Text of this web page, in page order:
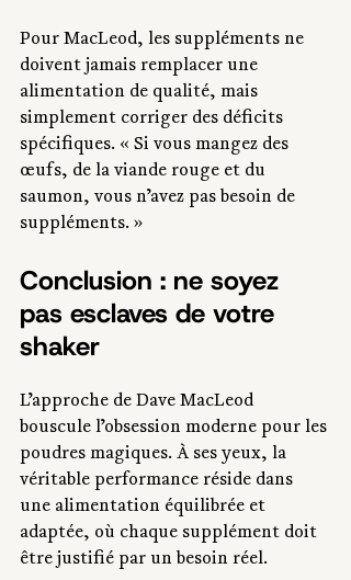
Pour MacLeod, les suppléments ne
doivent jamais remplacer une
alimentation de qualité, mais
simplement corriger des déficits
spécifiques. « Si vous mangez des
œufs, de la viande rouge et du
saumon, vous n’avez pas besoin de
suppléments. »
Conclusion : ne soyez
pas esclaves de votre
shaker
L’approche de Dave MacLeod
bouscule l’obsession moderne pour les
poudres magiques. À ses yeux, la
véritable performance réside dans
une alimentation équilibrée et
adaptée, où chaque supplément doit
être justifié par un besoin réel.